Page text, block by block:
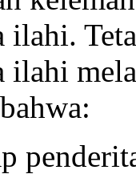
ilahi.
ilahi